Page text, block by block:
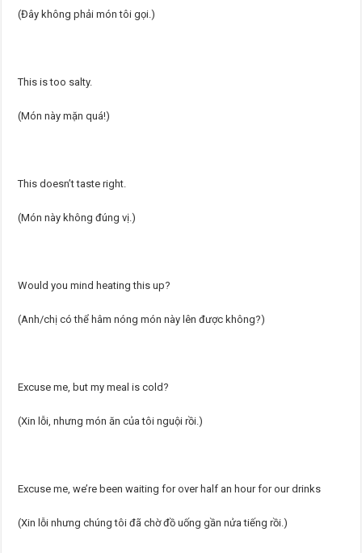
(Đây không phải món tôi gọi.)
This is too salty.
(Món này mặn quá!)
This doesn’t taste right.
(Món này không đúng vị.)
Would you mind heating this up?
(Anh/chị có thể hâm nóng món này lên được không?)
Excuse me, but my meal is cold?
(Xin lỗi, nhưng món ăn của tôi nguội rồi.)
Excuse me, we’re been waiting for over half an hour for our drinks
(Xin lỗi nhưng chúng tôi đã chờ đồ uống gần nửa tiếng rồi.)